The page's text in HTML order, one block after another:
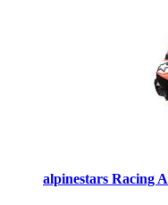
alpinestars Racing